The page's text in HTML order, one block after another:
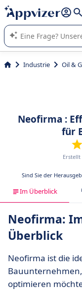
beantworten (mehrere
Die KI von Appvizer
von SaaS-Software in
Industrie Oil &
Neofirma :
für
Erstellt
Sind Sie der
Im Überblick
Neofirma:
Überblick
Neofirma ist die
optimieren